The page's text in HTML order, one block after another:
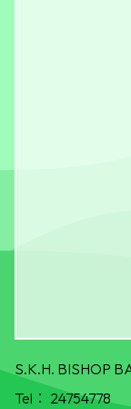
S.K.H. BISHOP
Tel： 24754778